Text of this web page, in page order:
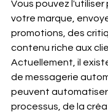
Vous pouvez l'utiliser
votre marque,
promotions, des
contenu riche aux
Actuellement, il
de messagerie
peuvent automatiser
processus, de la